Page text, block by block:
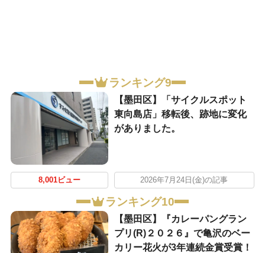
ランキング9
【墨田区】「サイクルスポット
東向島店」移転後、跡地に変化
がありました。
8,001ビュー 2026年7月24日(金)の記事
ランキング10
【墨田区】『カレーパングラン
プリ(R)２０２６』で亀沢のベー
カリー花火が3年連続金賞受賞！